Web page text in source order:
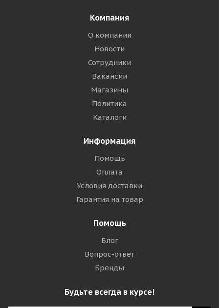
Компания
О компании
Новости
Сотрудники
Вакансии
Магазины
Политика
Каталоги
Информация
Помощь
Оплата
Условия доставки
Гарантия на товар
Помощь
Блог
Вопрос-ответ
Бренды
Будьте всегда в курсе!